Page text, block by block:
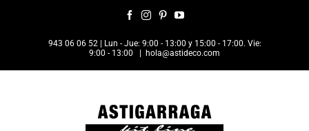
Facebook
InstagramPinterestYouTube
943 06 06 52| Lun - Jue: 9:00 - 13:00 y 15:00 - 17:00. Vie:
9:00 - 13:00
hola@astideco.com